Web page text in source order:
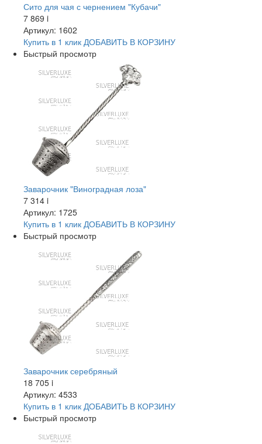
Сито для чая с чернением "Кубачи"
7 869 i
Артикул: 1602
Купить в 1 клик ДОБАВИТЬ В КОРЗИНУ
Быстрый просмотр
Заварочник "Виноградная лоза"
7 314 i
Артикул: 1725
Купить в 1 клик ДОБАВИТЬ В КОРЗИНУ
Быстрый просмотр
Заварочник серебряный
18 705 i
Артикул: 4533
Купить в 1 клик ДОБАВИТЬ В КОРЗИНУ
Быстрый просмотр